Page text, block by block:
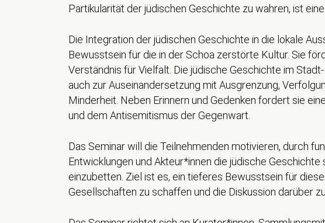
Partikularität der jüdischen Geschichte zu wahren, ist
Die Integration der jüdischen Geschichte in die lokale
Bewusstsein für die in der Schoa zerstörte Kultur. Sie
Verständnis für Vielfalt. Die jüdische Geschichte im
auch zur Auseinandersetzung mit Ausgrenzung,
Minderheit. Neben Erinnern und Gedenken fordert sie
und dem Antisemitismus der Gegenwart.
Das Seminar will die Teilnehmenden motivieren, durch
Entwicklungen und Akteur*innen die jüdische Geschichte
einzubetten. Ziel ist es, ein tieferes Bewusstsein für
Gesellschaften zu schaffen und die Diskussion darüber